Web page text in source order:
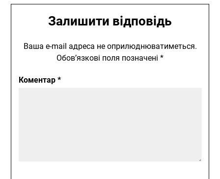
Залишити відповідь
Ваша e-mail адреса не оприлюднюватиметься.
Обов’язкові поля позначені *
Коментар*